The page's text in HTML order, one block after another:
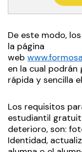
De este modo,
la página
web
en la cual podrán
rápida y sencilla
Los requisitos
estudiantil
deterioro, son:
Identidad,